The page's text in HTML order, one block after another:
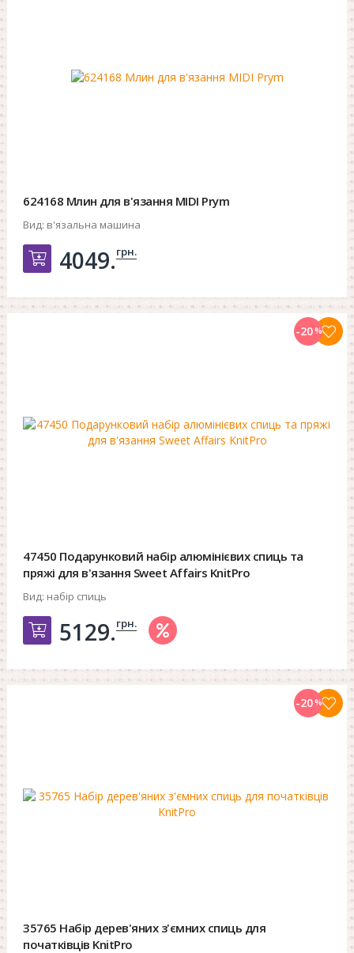
624168 Млин для в'язання MIDI Prym
Вид: в'язальна машина
Добавить в корзину
4049.грн.
47450 Подарунковий набір алюмінієвих спиць та
пряжі для в'язання Sweet Affairs KnitPro
Вид: набір спиць
Добавить в корзину
5129.грн.
-20%
35765 Набір дерев'яних з'ємних спиць для
початківців KnitPro
-20%